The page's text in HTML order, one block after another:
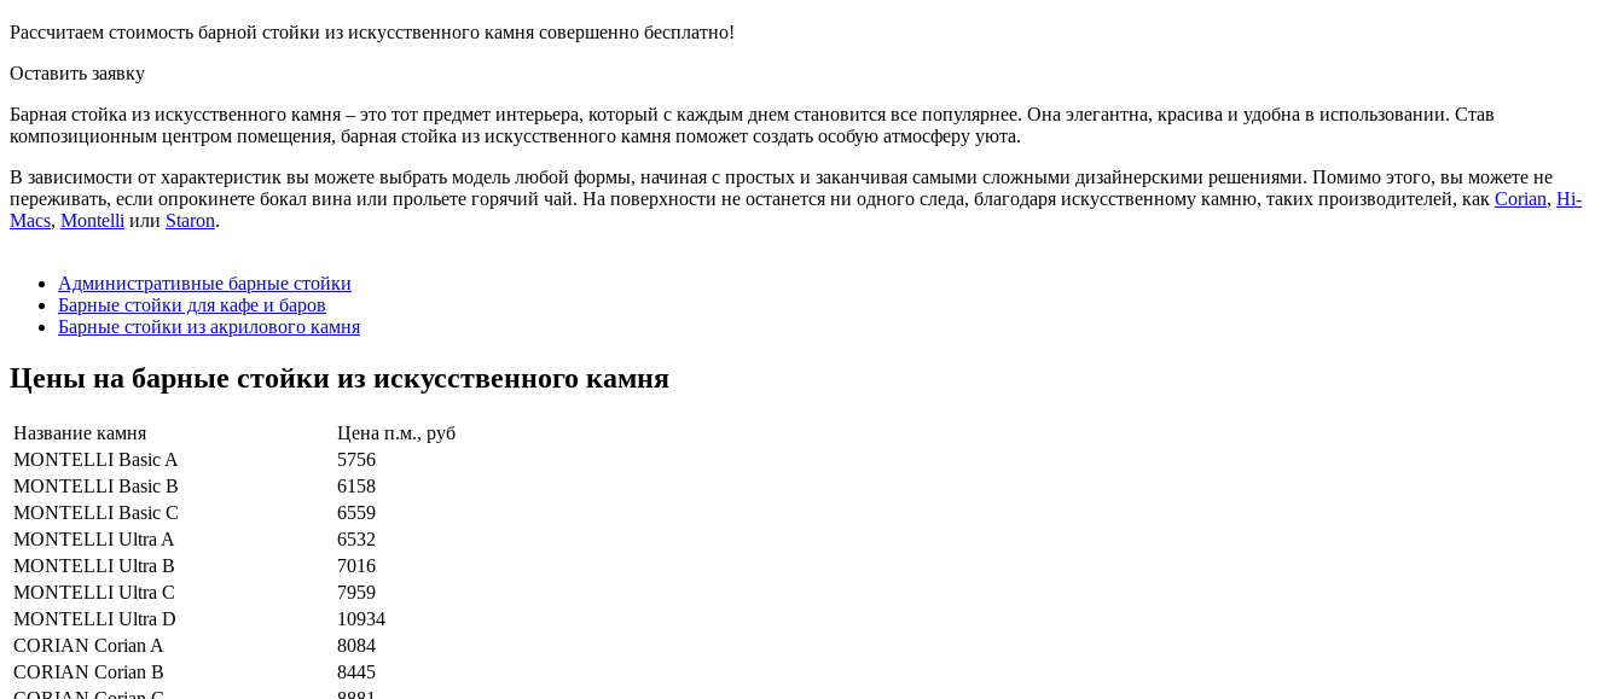
Рассчитаем стоимость барной стойки из искусственного камня совершенно бесплатно!
Оставить заявку
Барная стойка из искусственного камня – это тот предмет интерьера, который с каждым днем становится все популярнее. Она элегантна, красива и удобна в использовании. Став
композиционным центром помещения, барная стойка из искусственного камня поможет создать особую атмосферу уюта.
В зависимости от характеристик вы можете выбрать модель любой формы, начиная с простых и заканчивая самыми сложными дизайнерскими решениями. Помимо этого, вы можете не
переживать, если опрокинете бокал вина или прольете горячий чай. На поверхности не останется ни одного следа, благодаря искусственному камню, таких производителей, как Corian, Hi-
Macs, Montelli или Staron.
Административные барные стойки
Барные стойки для кафе и баров
Барные стойки из акрилового камня
Цены на барные стойки из искусственного камня
Название камня
Цена п.м., руб
MONTELLI Basic A
5756
MONTELLI Basic B
6158
MONTELLI Basic C
6559
MONTELLI Ultra A
6532
MONTELLI Ultra B
7016
MONTELLI Ultra C
7959
MONTELLI Ultra D
10934
CORIAN Corian A
8084
CORIAN Corian B
8445